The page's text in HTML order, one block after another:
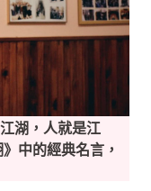
湖，人就是江
中的經典名言，